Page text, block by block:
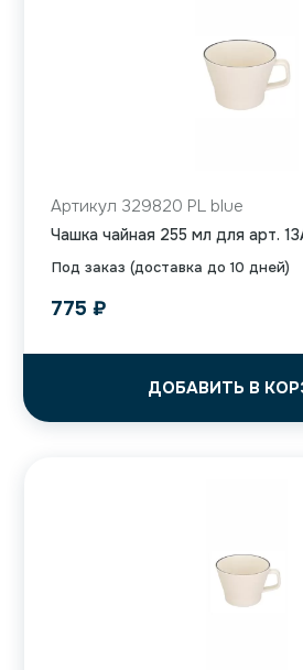
Под заказ (доставка до 10 дней)
Артикул 329820 PL blue
Чашка чайная 255 мл для арт.
775 ₽
ДОБАВИТЬ В